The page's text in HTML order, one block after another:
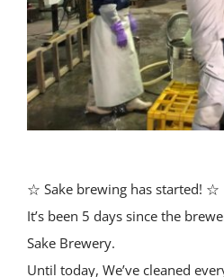
☆ Sake brewing has started! ☆
It’s been 5 days since the
Sake Brewery.
Until today, We’ve cleaned